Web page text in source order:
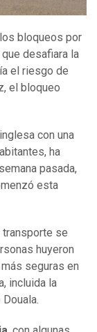
bloqueos por
desafiara la
el riesgo de
el bloqueo
con una
ha
pasada,
esta
se
huyeron
seguras en
incluida la